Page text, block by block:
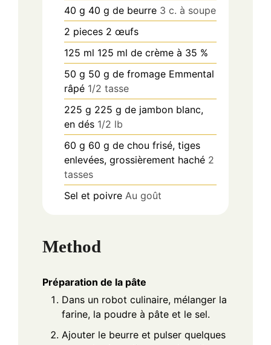
40 g 40 g de beurre 3 c. à soupe
2 pieces 2 œufs
125 ml 125 ml de crème à 35 %
50 g 50 g de fromage Emmental
râpé 1/2 tasse
225 g 225 g de jambon blanc,
en dés 1/2 lb
60 g 60 g de chou frisé, tiges
enlevées, grossièrement haché 2
tasses
Sel et poivre Au goût
Method
Préparation de la pâte
Dans un robot culinaire, mélanger la
farine, la poudre à pâte et le sel.
Ajouter le beurre et pulser quelques